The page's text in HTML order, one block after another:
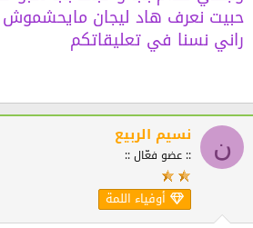
حبيت نعرف هاد ليجان مايحشموش
راني نسنا في تعليقاتكم
ن نسيم الربيع
:: عضو فعّال ::
أوفياء اللمة